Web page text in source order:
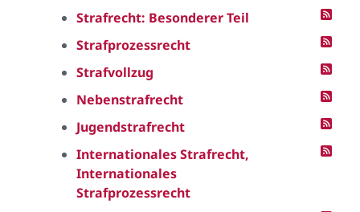
Strafrecht: Besonderer Teil
Strafprozessrecht
Strafvollzug
Nebenstrafrecht
Jugendstrafrecht
Internationales Strafrecht,
Internationales
Strafprozessrecht